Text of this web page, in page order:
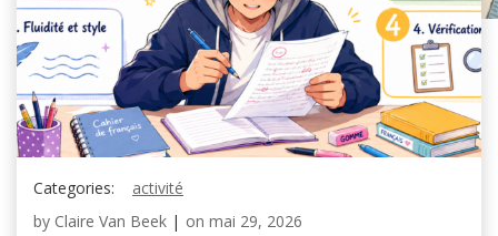
Categories:
activité
by Claire Van Beek | on mai 29, 2026